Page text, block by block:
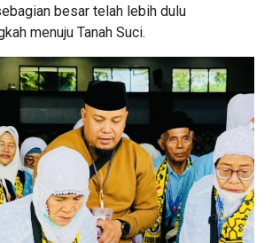
besar telah lebih dulu
menuju Tanah Suci.